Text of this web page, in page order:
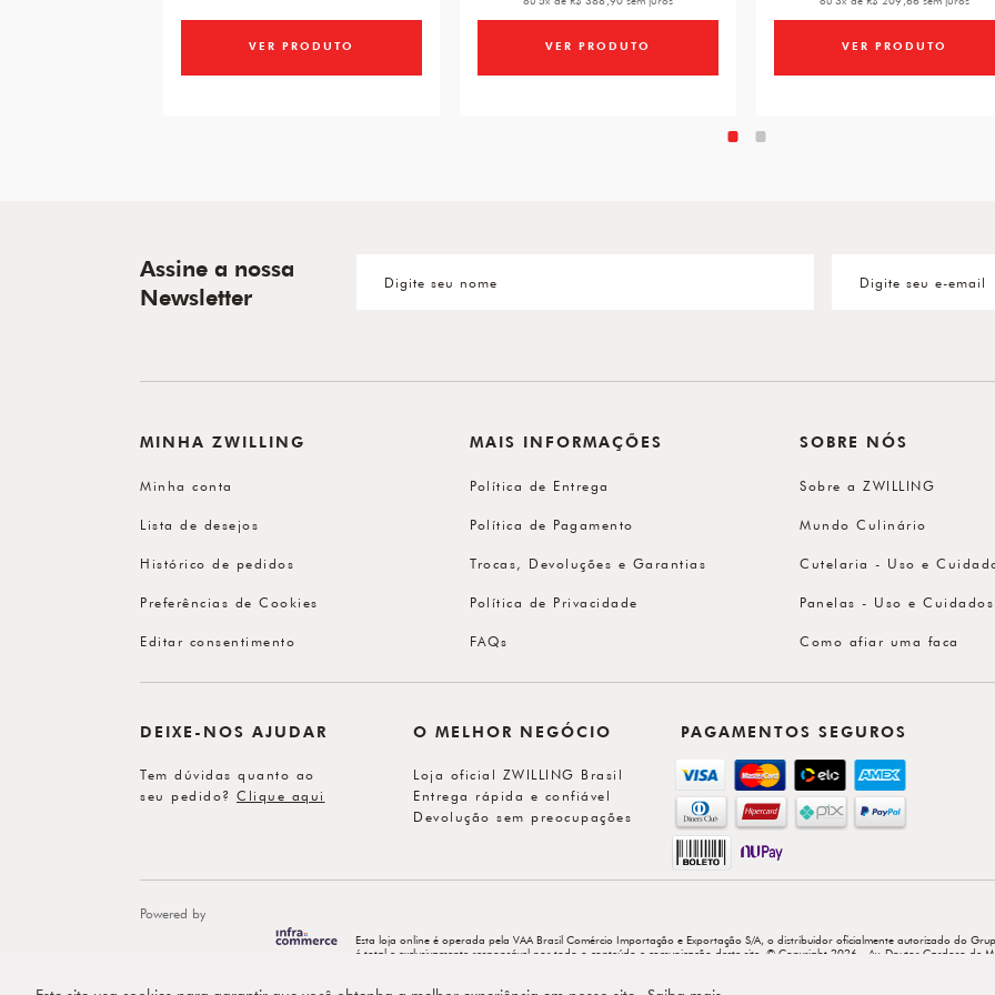
VER PRODUTO VER PRODUTO VER PRODUTO
Assine a nossa
Newsletter
MINHA ZWILLING
Minha conta
Lista de desejos
Histórico de pedidos
Preferências de Cookies
Editar consentimento
MAIS INFORMAÇÕES
Política de Entrega
Política de Pagamento
Trocas, Devoluções e Garantias
Política de Privacidade
FAQs
SOBRE NÓS
Sobre a ZWILLING
Mundo Culinário
Cutelaria - Uso e
Panelas - Uso e Cuidados
Como afiar uma faca
DEIXE-NOS AJUDAR
Tem dúvidas quanto ao
seu pedido? Clique aqui
O MELHOR NEGÓCIO
Loja oficial ZWILLING Brasil
Entrega rápida e confiável
Devolução sem preocupações
PAGAMENTOS SEGUROS
Powered by
Esta loja online é operada pela VAA Brasil Comércio Importação e Exportação S/A, o distribuidor oficialmente autorizado do
é total e exclusivamente responsável por todo o conteúdo e comunicação deste site. © Copyright 2026 - Av. Doutor Cardoso de